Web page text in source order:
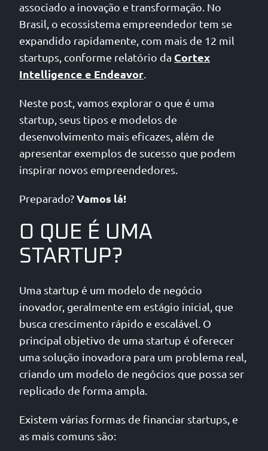
associado a inovação e transformação. No
Brasil, o ecossistema empreendedor tem se
expandido rapidamente, com mais de 12 mil
startups, conforme relatório da Cortex
Intelligence e Endeavor.
Neste post, vamos explorar o que é uma
startup, seus tipos e modelos de
desenvolvimento mais eficazes, além de
apresentar exemplos de sucesso que podem
inspirar novos empreendedores.
Preparado?Vamos lá!
O QUE É UMA
STARTUP?
Uma startup é um modelo de negócio
inovador, geralmente em estágio inicial, que
busca crescimento rápido e escalável. O
principal objetivo de uma startup é oferecer
uma solução inovadora para um problema real,
criando um modelo de negócios que possa ser
replicado de forma ampla.
Existem várias formas de financiar startups, e
as mais comuns são: